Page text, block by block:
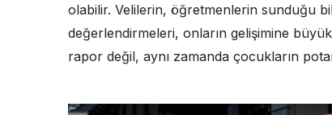
olabilir. Velilerin, öğretmenlerin sunduğu
değerlendirmeleri, onların gelişimine
rapor değil, aynı zamanda çocukların